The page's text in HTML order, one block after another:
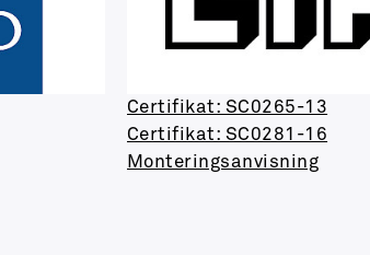
Certifikat: SC0265-13
Certifikat: SC0281-16
Monteringsanvisning